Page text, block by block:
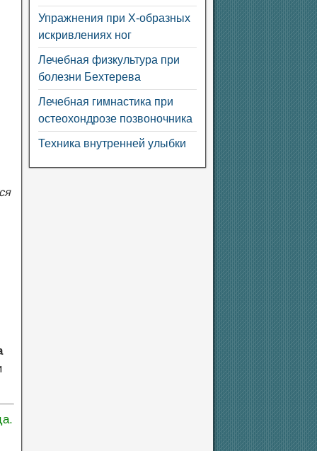
Упражнения при Х-образных
искривлениях ног
Лечебная физкультура при
болезни Бехтерева
Лечебная гимнастика при
остеохондрозе позвоночника
Техника внутренней улыбки